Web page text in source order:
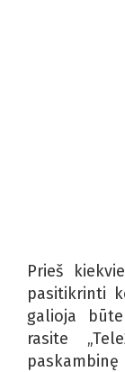
Prieš
pasitikrinti
galioja
rasite